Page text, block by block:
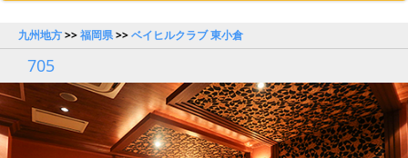
九州地方>>福岡県>>ベイヒルクラブ 東小倉
705